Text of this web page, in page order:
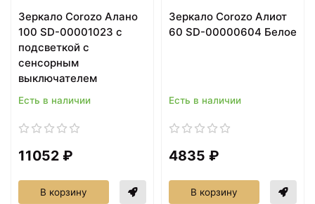
Зеркало Corozo Алано
100 SD-00001023 с
подсветкой с
сенсорным
выключателем
Есть в наличии
11052 ₽
В корзину
Зеркало Corozo Алиот
60 SD-00000604 Белое
Есть в наличии
4835 ₽
В корзину